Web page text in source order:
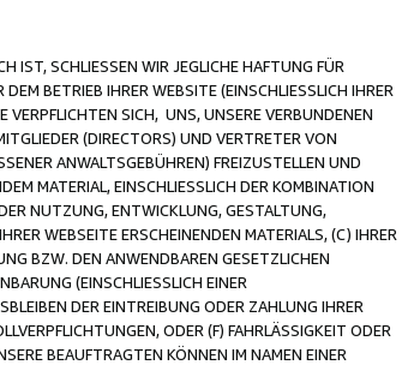
IST, SCHLIESSEN WIR JEGLICHE HAFTUNG FÜR
BETRIEB IHRER WEBSITE (EINSCHLIESSLICH IHRER
VERPFLICHTEN SICH, UNS, UNSERE VERBUNDENEN
(DIRECTORS) UND VERTRETER VON
ANWALTSGEBÜHREN) FREIZUSTELLEN UND
MATERIAL, EINSCHLIESSLICH DER KOMBINATION
NUTZUNG, ENTWICKLUNG, GESTALTUNG,
WEBSEITE ERSCHEINENDEN MATERIALS, (C) IHRER
BZW. DEN ANWENDBAREN GESETZLICHEN
(EINSCHLIESSLICH EINER
DER EINTREIBUNG ODER ZAHLUNG IHRER
ODER (F) FAHRLÄSSIGKEIT ODER
BEAUFTRAGTEN KÖNNEN IM NAMEN EINER